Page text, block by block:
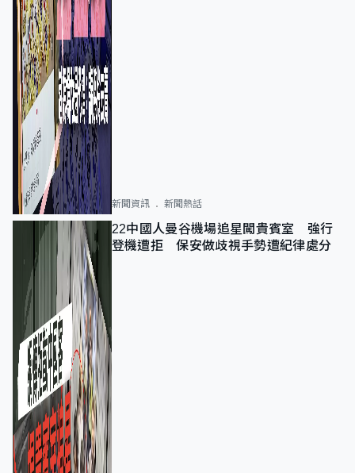
新聞資訊 新聞熱話
22中國人曼谷機場追星闖貴賓室 強行
登機遭拒 保安做歧視手勢遭紀律處分